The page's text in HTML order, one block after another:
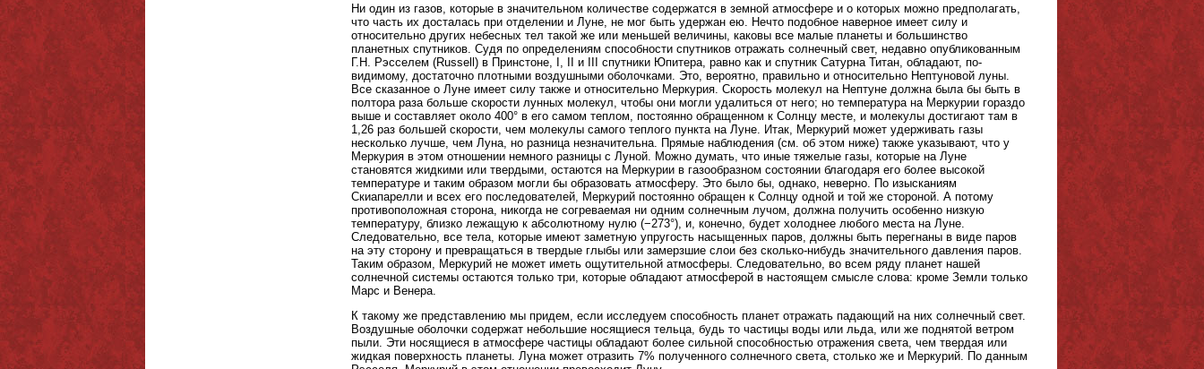
Ни один из газов, которые в значительном количестве содержатся в земной атмосфере и о которых можно предполагать,
что часть их досталась при отделении и Луне, не мог быть удержан ею. Нечто подобное наверное имеет силу и
относительно других небесных тел такой же или меньшей величины, каковы все малые планеты и большинство
планетных спутников. Судя по определениям способности спутников отражать солнечный свет, недавно опубликованным
Г.Н. Рэсселем (Russell) в Принстоне, I, II и III спутники Юпитера, равно как и спутник Сатурна Титан, обладают, по-
видимому, достаточно плотными воздушными оболочками. Это, вероятно, правильно и относительно Нептуновой луны.
Все сказанное о Луне имеет силу также и относительно Меркурия. Скорость молекул на Нептуне должна была бы быть в
полтора раза больше скорости лунных молекул, чтобы они могли удалиться от него; но температура на Меркурии гораздо
выше и составляет около 400° в его самом теплом, постоянно обращенном к Солнцу месте, и молекулы достигают там в
1,26 раз большей скорости, чем молекулы самого теплого пункта на Луне. Итак, Меркурий может удерживать газы
несколько лучше, чем Луна, но разница незначительна. Прямые наблюдения (см. об этом ниже) также указывают, что у
Меркурия в этом отношении немного разницы с Луной. Можно думать, что иные тяжелые газы, которые на Луне
становятся жидкими или твердыми, остаются на Меркурии в газообразном состоянии благодаря его более высокой
температуре и таким образом могли бы образовать атмосферу. Это было бы, однако, неверно. По изысканиям
Скиапарелли и всех его последователей, Меркурий постоянно обращен к Солнцу одной и той же стороной. А потому
противоположная сторона, никогда не согреваемая ни одним солнечным лучом, должна получить особенно низкую
температуру, близко лежащую к абсолютному нулю (−273°), и, конечно, будет холоднее любого места на Луне.
Следовательно, все тела, которые имеют заметную упругость насыщенных паров, должны быть перегнаны в виде паров
на эту сторону и превращаться в твердые глыбы или замерзшие слои без сколько-нибудь значительного давления паров.
Таким образом, Меркурий не может иметь ощутительной атмосферы. Следовательно, во всем ряду планет нашей
солнечной системы остаются только три, которые обладают атмосферой в настоящем смысле слова: кроме Земли только
Марс и Венера.
К такому же представлению мы придем, если исследуем способность планет отражать падающий на них солнечный свет.
Воздушные оболочки содержат небольшие носящиеся тельца, будь то частицы воды или льда, или же поднятой ветром
пыли. Эти носящиеся в атмосфере частицы обладают более сильной способностью отражения света, чем твердая или
жидкая поверхность планеты. Луна может отразить 7% полученного солнечного света, столько же и Меркурий. По данным